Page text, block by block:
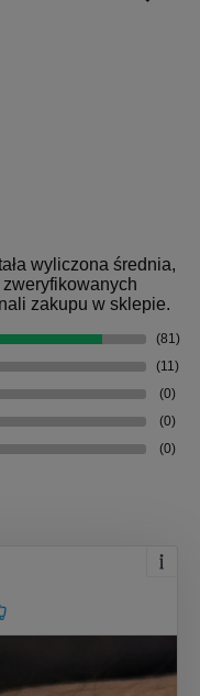
wyliczona średnia,
zakupu w sklepie.
(81)
(11)
(0)
(0)
(0)